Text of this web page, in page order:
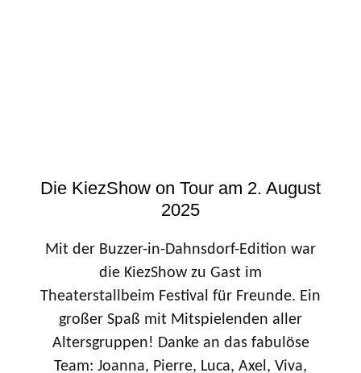
Die KiezShow on Tour am 2. August
2025
Mit der Buzzer-in-Dahnsdorf-Edition war
die KiezShow zu Gast im
Theaterstallbeim Festival für Freunde. Ein
großer Spaß mit Mitspielenden aller
Altersgruppen! Danke an das fabulöse
Team: Joanna, Pierre, Luca, Axel, Viva,